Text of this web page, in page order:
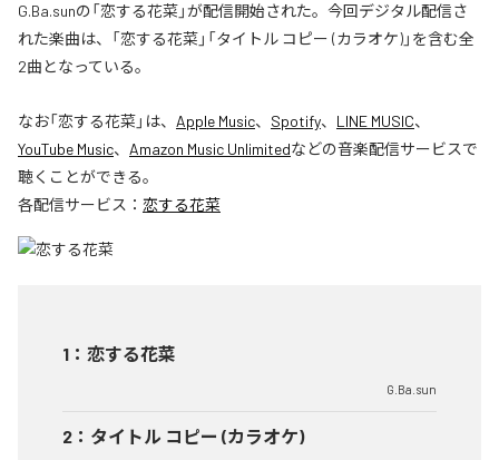
G.Ba.sunの「恋する花菜」が配信開始された。今回デジタル配信さ
れた楽曲は、「恋する花菜」「タイトル コピー (カラオケ)」を含む全
2曲となっている。
なお「恋する花菜」は、 Apple Music、 Spotify、 LINE MUSIC、
YouTube Music、 Amazon Music Unlimitedなどの音楽配信サービスで
聴くことができる。
各配信サービス： 恋する花菜
1 ： 恋する花菜
G.Ba.sun
2 ： タイトル コピー (カラオケ)